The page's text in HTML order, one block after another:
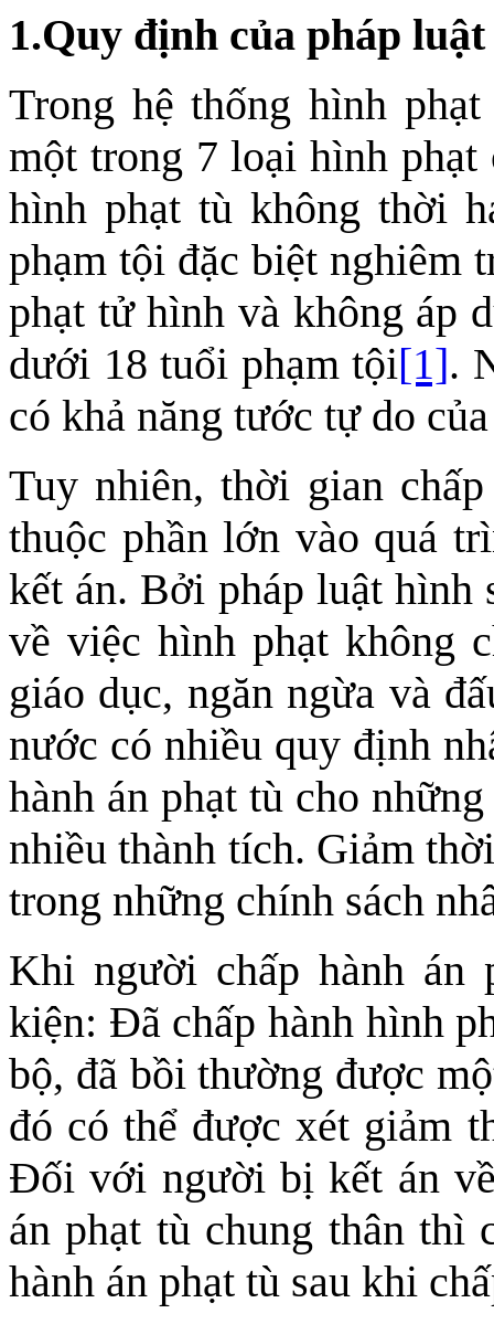
1.Quy định của pháp luật
Trong hệ thống hình
một trong 7 loại hình phạt
hình phạt tù không thời
phạm tội đặc biệt nghiêm
phạt tử hình và không áp
dưới 18 tuổi phạm tội[1].
có khả năng tước tự do
Tuy nhiên, thời gian
thuộc phần lớn vào quá
kết án. Bởi pháp luật hình
về việc hình phạt không
giáo dục, ngăn ngừa và
nước có nhiều quy định
hành án phạt tù cho
nhiều thành tích. Giảm
trong những chính sách
Khi người chấp hành án
kiện: Đã chấp hành hình
bộ, đã bồi thường được
đó có thể được xét giảm
Đối với người bị kết án
án phạt tù chung thân thì
hành án phạt tù sau khi